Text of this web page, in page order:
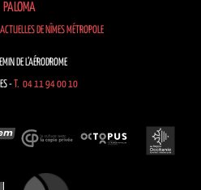
PALOMA
DE NÎMES MÉTROPOLE
DE L’AÉRODROME
-T. 04 11 94 00 10